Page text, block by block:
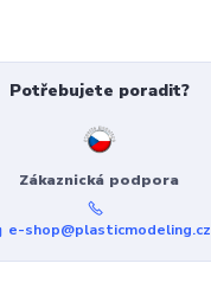
Potřebujete poradit?
Zákaznická podpora
e-shop@plasticmodeling.cz